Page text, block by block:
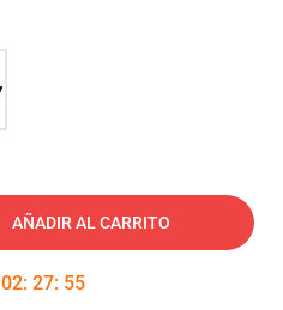
AÑADIR AL CARRITO
02: 27: 54